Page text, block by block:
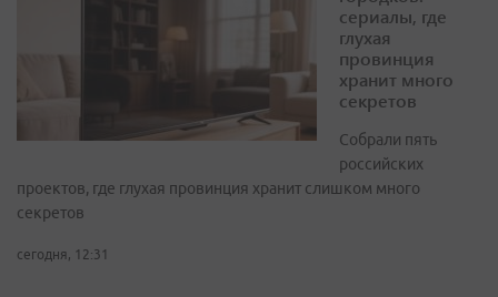
сериалы, где
глухая
провинция
хранит много
секретов
Собрали пять
российских
проектов, где глухая провинция хранит слишком много
секретов
сегодня, 12:31